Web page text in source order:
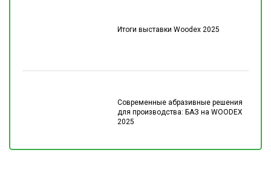
Итоги выставки Woodex 2025
Современные абразивные решения
для производства: БАЗ на WOODEX
2025